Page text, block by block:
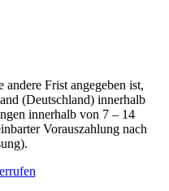
Frist angegeben ist,
(Deutschland) innerhalb
innerhalb von 7 – 14
Vorauszahlung nach